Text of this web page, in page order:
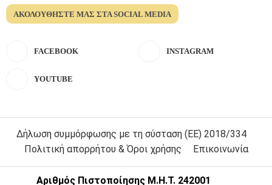
ΑΚΟΛΟΥΘΉΣΤΕ ΜΑΣ ΣΤΑ SOCIAL MEDIA
FACEBOOK INSTAGRAM
YOUTUBE
Δήλωση συμμόρφωσης με τη σύσταση (ΕΕ) 2018/334
Πολιτική απορρήτου & Όροι χρήσης
Επικοινωνία
Αριθμός Πιστοποίησης Μ.Η.Τ. 242001